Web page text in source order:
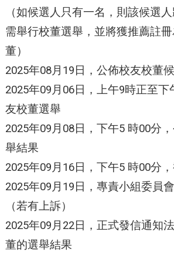
（如候選人只有一名，則該候選
需舉行校董選舉，並將獲推薦註
董）
2025年08月19日，公佈校友校董
2025年09月06日，上午9時正至下
友校董選舉
2025年09月08日，下午5 時00分
舉結果
2025年09月16日，下午5 時00分
2025年09月19日，專責小組委員
（若有上訴）
2025年09月22日，正式發信通知
董的選舉結果